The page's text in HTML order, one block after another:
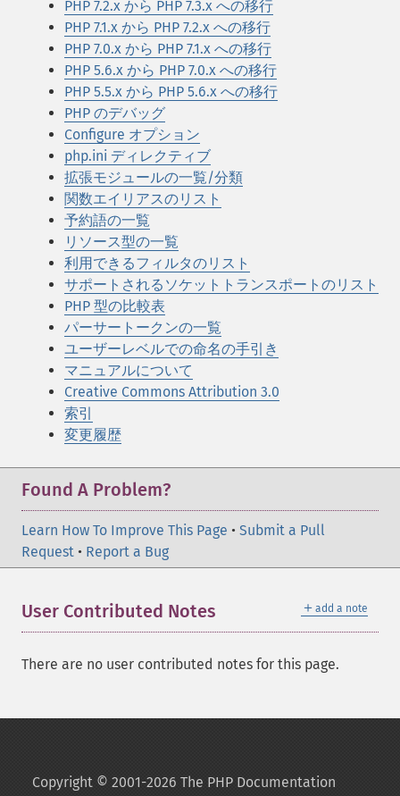
PHP 7.2.x から PHP 7.3.x への移行
PHP 7.1.x から PHP 7.2.x への移行
PHP 7.0.x から PHP 7.1.x への移行
PHP 5.6.x から PHP 7.0.x への移行
PHP 5.5.x から PHP 5.6.x への移行
PHP のデバッグ
Configure オプション
php.ini ディレクティブ
拡張モジュールの一覧/分類
関数エイリアスのリスト
予約語の一覧
リソース型の一覧
利用できるフィルタのリスト
サポートされるソケットトランスポートのリスト
PHP 型の比較表
パーサートークンの一覧
ユーザーレベルでの命名の手引き
マニュアルについて
Creative Commons Attribution 3.0
索引
変更履歴
Found A Problem?
Learn How To Improve This Page • Submit a Pull
Request • Report a Bug
＋ add a note
User Contributed Notes
There are no user contributed notes for this page.
Copyright © 2001-2026 The PHP Documentation